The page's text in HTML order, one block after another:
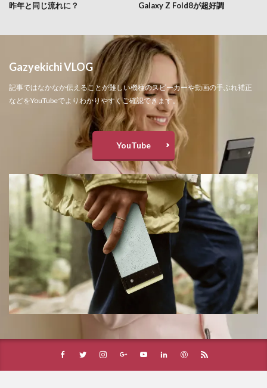
昨年と同じ流れに？
Galaxy Z Fold8が超好調
Gazyekichi VLOG
記事ではなかなか伝えることが難しい機種のスピーカーや動画の手ぶれ補正
などをYouTubeでよりわかりやすくご確認できます。
YouTube